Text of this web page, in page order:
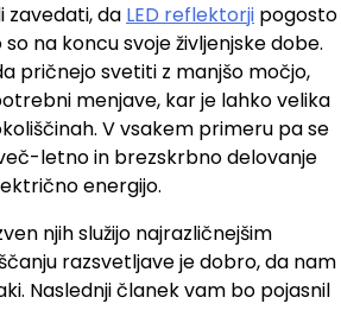
zavedati, da LED reflektorji pogosto
na koncu svoje življenjske dobe.
pričnejo svetiti z manjšo močjo,
menjave, kar je lahko velika
V vsakem primeru pa se
letno in brezskrbno delovanje
energijo.
njih služijo najrazličnejšim
razsvetljave je dobro, da nam
Naslednji članek vam bo pojasnil